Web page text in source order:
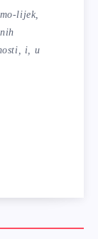
lijek,
i, u